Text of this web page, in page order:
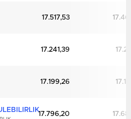
17.517,53
17.241,39
17.199,26
17.796,20